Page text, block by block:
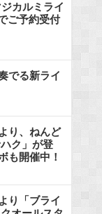
カルミライ
ご予約受付
でる新ライ
り、ねんど
ク」が登
も開催中！
り「ブライ